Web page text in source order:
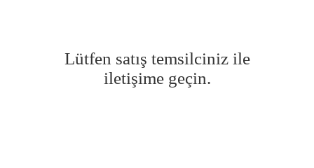
Lütfen satış temsilciniz ile
iletişime geçin.